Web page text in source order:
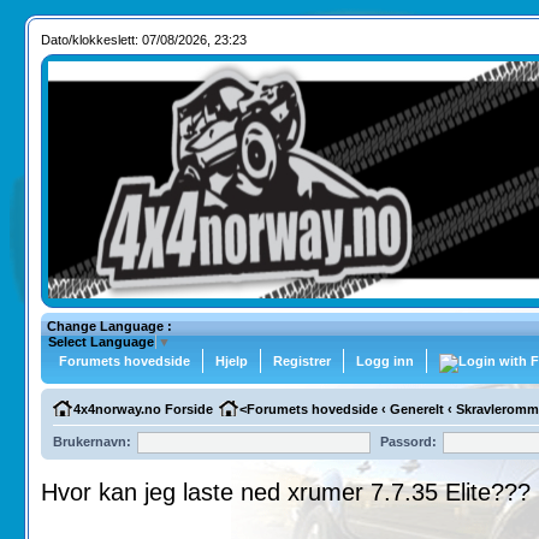
Dato/klokkeslett: 07/08/2026, 23:23
Change Language :
Select Language ▼
Forumets hovedside
Hjelp Registrer Logg inn
4x4norway.no Forside <Forumets hovedside ‹ Generelt ‹
Brukernavn: Passord:
Hvor kan jeg laste ned xrumer 7.7.35 Elite???